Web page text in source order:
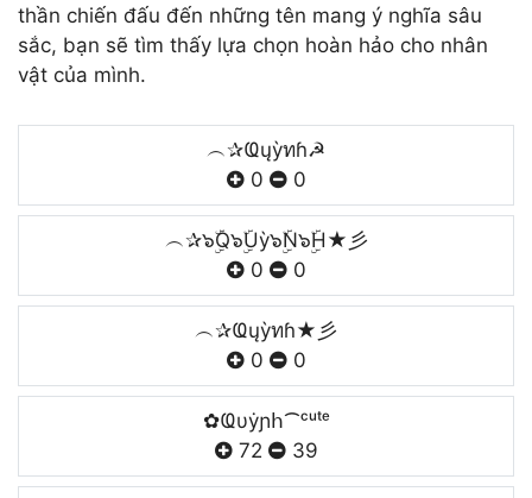
thần chiến đấu đến những tên mang ý nghĩa sâu
sắc, bạn sẽ tìm thấy lựa chọn hoàn hảo cho nhân
vật của mình.
︵✰Ҩųỳทɦ☭
0
0
︵✰๖ۣۜQ๖ۣۜUỳ๖ۣۜN๖ۣۜH★彡
0
0
︵✰Ҩųỳทɦ★彡
0
0
✿Ҩυẏɲհ⁀ᶜᵘᵗᵉ
72
39